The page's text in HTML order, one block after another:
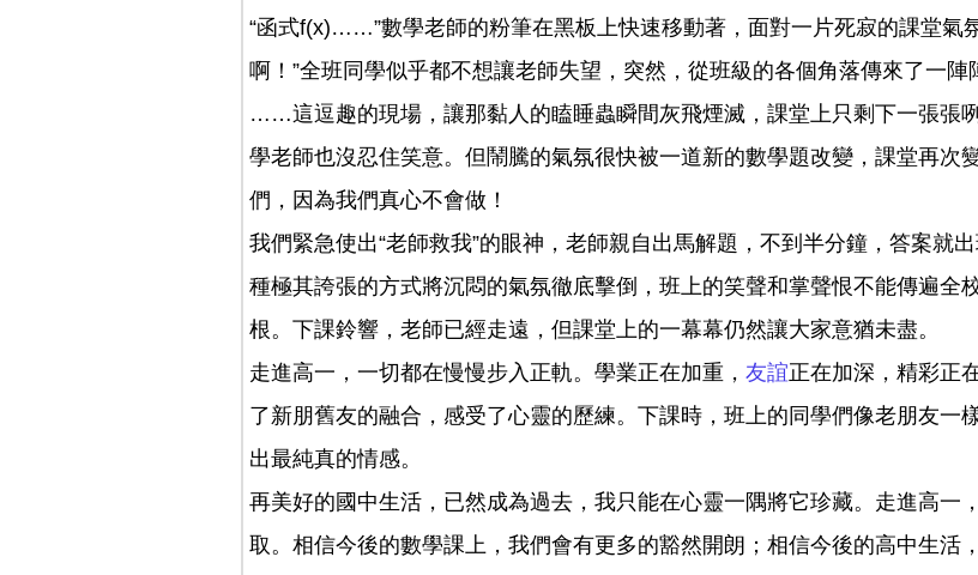
“函式f(x)……”數學老師的粉筆在黑板上快速移動著，面對一片死寂的課堂氣
啊！”全班同學似乎都不想讓老師失望，突然，從班級的各個角落傳來了一陣
……這逗趣的現場，讓那黏人的瞌睡蟲瞬間灰飛煙滅，課堂上只剩下一張張
學老師也沒忍住笑意。但鬧騰的氣氛很快被一道新的數學題改變，課堂再次
們，因為我們真心不會做！
我們緊急使出“老師救我”的眼神，老師親自出馬解題，不到半分鐘，答案就
種極其誇張的方式將沉悶的氣氛徹底擊倒，班上的笑聲和掌聲恨不能傳遍全
根。下課鈴響，老師已經走遠，但課堂上的一幕幕仍然讓大家意猶未盡。
走進高一，一切都在慢慢步入正軌。學業正在加重， 友誼正在加深，精彩正
了新朋舊友的融合，感受了心靈的歷練。下課時，班上的同學們像老朋友一
出最純真的情感。
再美好的國中生活，已然成為過去，我只能在心靈一隅將它珍藏。走進高一
取。相信今後的數學課上，我們會有更多的豁然開朗；相信今後的高中生活